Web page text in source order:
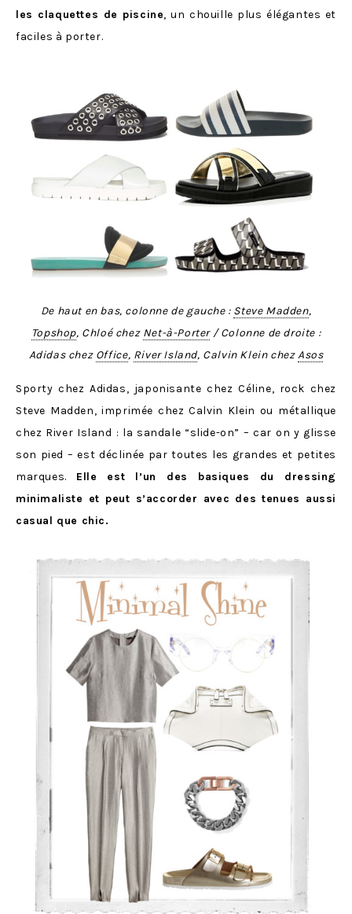
les claquettes de piscine, un chouille plus élégantes et
faciles à porter.
De haut en bas, colonne de gauche : Steve Madden,
Topshop, Chloé chez Net-à-Porter/ Colonne de droite :
Adidas chez Office, River Island, Calvin Klein chezAsos
Sporty chez Adidas, japonisante chez Céline, rock chez
Steve Madden, imprimée chez Calvin Klein ou métallique
chez River Island : la sandale “slide-on” – car on y glisse
son pied – est déclinée par toutes les grandes et petites
marques. Elle est l’un des basiques du dressing
minimaliste et peut s’accorder avec des tenues aussi
casual que chic.